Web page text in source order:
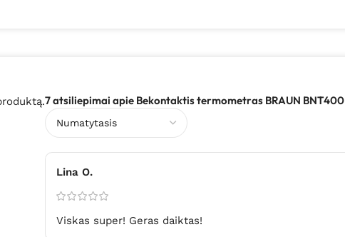
7 atsiliepimai apie Bekontaktis termometras BRAUN BNT400
Lina O.
Viskas super! Geras daiktas!